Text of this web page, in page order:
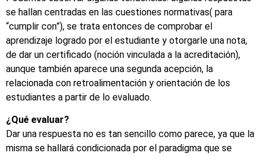
se hallan centradas en las cuestiones normativas( para
“cumplir con”), se trata entonces de comprobar el
aprendizaje logrado por el estudiante y otorgarle una nota,
de dar un certificado (noción vinculada a la acreditación),
aunque también aparece una segunda acepción, la
relacionada con retroalimentación y orientación de los
estudiantes a partir de lo evaluado.
¿Qué evaluar?
Dar una respuesta no es tan sencillo como parece, ya que la
misma se hallará condicionada por el paradigma que se